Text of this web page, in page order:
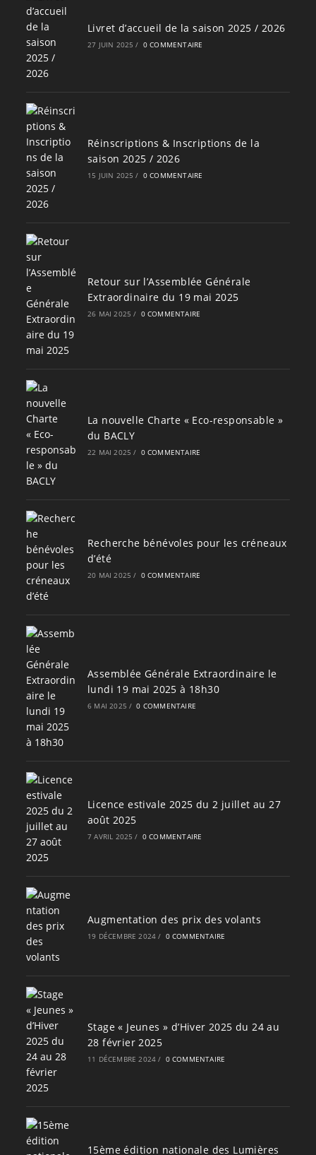
Livret d’accueil de la saison 2025 / 2026
27 JUIN 2025 / 0 COMMENTAIRE
Réinscriptions & Inscriptions de la
saison 2025 / 2026
15 JUIN 2025 / 0 COMMENTAIRE
Retour sur l’Assemblée Générale
Extraordinaire du 19 mai 2025
26 MAI 2025 / 0 COMMENTAIRE
La nouvelle Charte « Eco-responsable »
du BACLY
22 MAI 2025 / 0 COMMENTAIRE
Recherche bénévoles pour les créneaux
d’été
20 MAI 2025 / 0 COMMENTAIRE
Assemblée Générale Extraordinaire le
lundi 19 mai 2025 à 18h30
6 MAI 2025 / 0 COMMENTAIRE
Licence estivale 2025 du 2 juillet au 27
août 2025
7 AVRIL 2025 / 0 COMMENTAIRE
Augmentation des prix des volants
19 DÉCEMBRE 2024 / 0 COMMENTAIRE
Stage « Jeunes » d’Hiver 2025 du 24 au
28 février 2025
11 DÉCEMBRE 2024 / 0 COMMENTAIRE
15ème édition nationale des Lumières